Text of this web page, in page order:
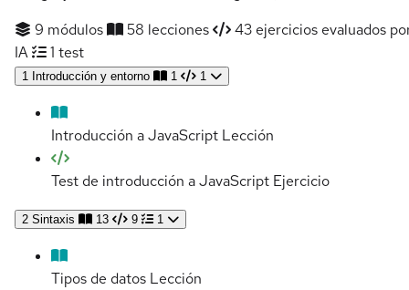
9 módulos
58 lecciones
43 ejercicios evaluados
IA
1 test
1 Introducción y entorno 1 1
Introducción a JavaScript Lección
Test de introducción a JavaScript Ejercicio
2 Sintaxis 13 9 1
Tipos de datos Lección